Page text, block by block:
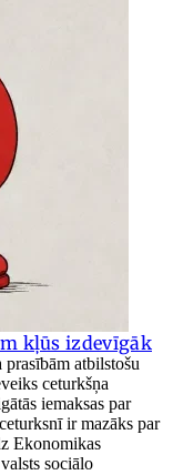
kļūs izdevīgāk
atbilstošu
ceturkšņa
iemaksas par
ir mazāks par
Ekonomikas
sociālo